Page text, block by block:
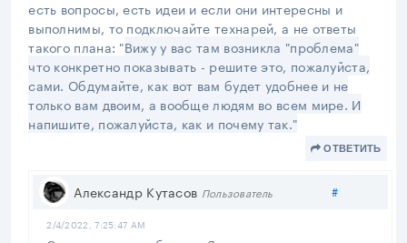
есть вопросы, есть идеи и если они интересны и
выполнимы, то подключайте технарей, а не ответы
такого плана: "Вижу у вас там возникла "проблема"
что конкретно показывать - решите это, пожалуйста,
сами. Обдумайте, как вот вам будет удобнее и не
только вам двоим, а вообще людям во всем мире. И
напишите, пожалуйста, как и почему так."
ОТВЕТИТЬ
Александр Кутасов Пользователь #
2/4/2022, 7:25:47 AM